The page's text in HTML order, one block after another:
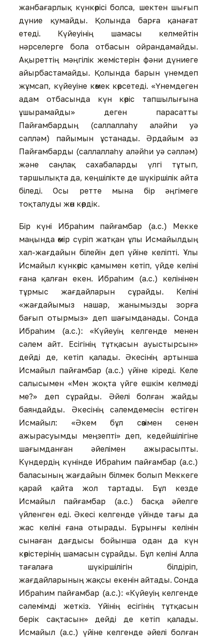
жанбағарлық күнкөрісі болса, шектен шығып
дүние қумайды. Қолында барға қанағат
етеді. Күйеуінің шамасы келмейтін
нəрселерге бола отбасын ойрандамайды.
Ақыреттің мəңгілік жемістерін фəни дүниеге
айырбастамайды. Қолында барын үнемдеп
жұмсап, күйеуіне көмек көрсетеді. «Үнемдеген
адам отбасында күн көріс тапшылығына
ұшырамайды» деген парасатты
Пайғамбардың (саллаллаһу алəйһи уə
сəллəм) пайымын ұстанады. Əрдайым əз
Пайғамбарды (саллаллаһу алəйһи уə сəллəм)
жəне саңлақ сахабаларды үлгі тұтып,
таршылықта да, кеңшілікте де шүкіршілік айта
біледі. Осы ретте мына бір əңгімеге
тоқталуды жөн көрдік.
Бір күні Ибраһим пайғамбар (а.с.) Мекке
маңында өмір сүріп жатқан ұлы Исмайылдың
хал-жағдайын білейін деп үйіне келіпті. Ұлы
Исмайыл күнкөріс қамымен кетіп, үйде келіні
ғана қалған екен. Ибраһим (а.с.) келінінен
тұрмыс жағдайларын сұрайды. Келіні
«жағдайымыз нашар, жанымызды зорға
бағып отырмыз» деп шағымданады. Сонда
Ибраһим (а.с.): «Күйеуің келгенде менен
сəлем айт. Есігінің тұтқасын ауыстырсын»
дейді де, кетіп қалады. Əкесінің артынша
Исмайыл пайғамбар (а.с.) үйіне кіреді. Келе
салысымен «Мен жоқта үйге ешкім келмеді
ме?» деп сұрайды. Əйелі болған жайды
баяндайды. Əкесінің сəлемдемесін естіген
Исмайыл: «Əкем бұл сөзімен сенен
ажырасуымды меңзепті» деп, кедейшілігіне
шағымданған əйелімен ажырасыпты.
Күндердің күнінде Ибраһим пайғамбар (а.с.)
баласының жағдайын білмек болып Меккеге
қарай қайта жол тартады. Бұл кезде
Исмайыл пайғамбар (а.с.) басқа əйелге
үйленген еді. Əкесі келгенде үйінде тағы да
жас келіні ғана отырады. Бұрынғы келінін
сынаған дағдысы бойынша одан да күн
көрістерінің шамасын сұрайды. Бұл келіні Алла
тағалаға шүкіршілігін білдіріп,
жағдайларының жақсы екенін айтады. Сонда
Ибраһим пайғамбар (а.с.): «Күйеуің келгенде
сəлемімді жеткіз. Үйінің есігінің тұтқасын
берік сақтасын» дейді де кетіп қалады.
Исмайыл (а.с.) үйіне келгенде əйелі болған